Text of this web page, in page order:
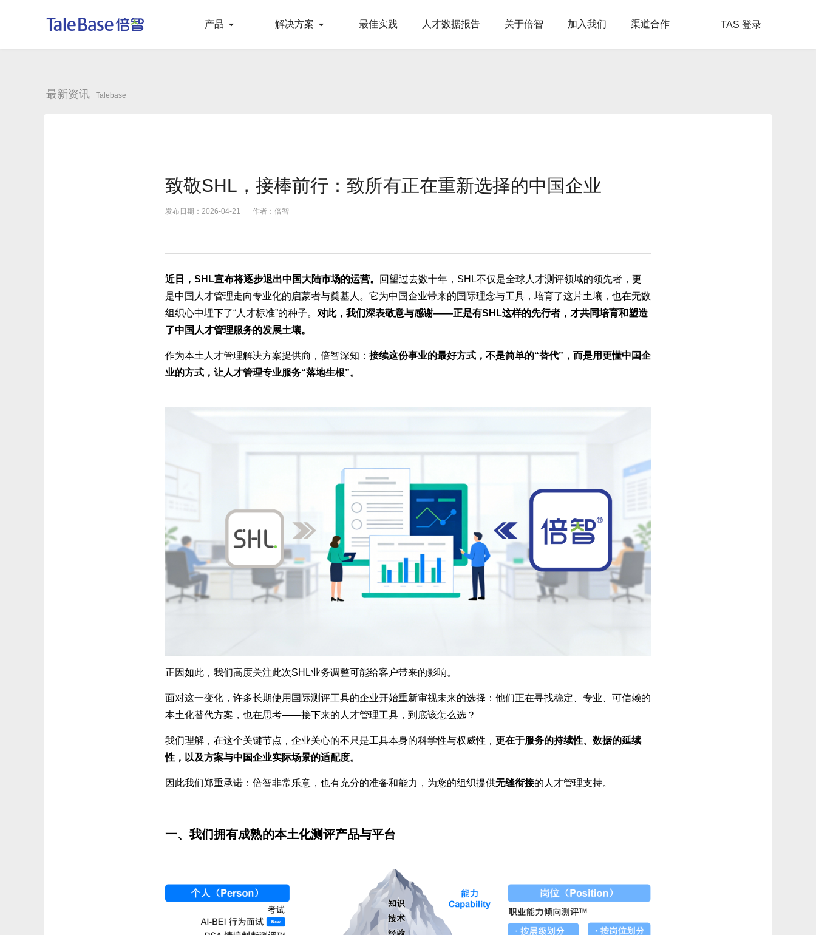
产品 解决方案 最佳实践 人才数据报告 关于倍智 加入我们 渠道合作 TAS 登录
最新资讯 Talebase
致敬SHL，接棒前行：致所有正在重新选择的中国企业
发布日期：2026-04-21 作者：倍智
近日，SHL宣布将逐步退出中国大陆市场的运营。
回望过去数十年，SHL不仅是全球人才测评领域的领先者，更
是中国人才管理走向专业化的启蒙者与奠基人。它为中国企业带来的国际理念与工具，培育了这片土壤，也在无数
组织心中埋下了“人才标准”的种子。 对此，我们深表敬意与感谢——正是有SHL这样的先行者，才共同培育和塑造
了中国人才管理服务的发展土壤。
作为本土人才管理解决方案提供商，倍智深知： 接续这份事业的最好方式，不是简单的“替代”，而是用更懂中国企
业的方式，让人才管理专业服务“落地生根”。
正因如此，我们高度关注此次SHL业务调整可能给客户带来的影响。
面对这一变化，许多长期使用国际测评工具的企业开始重新审视未来的选择：他们正在寻找稳定、专业、可信赖的
本土化替代方案，也在思考——接下来的人才管理工具，到底该怎么选？
我们理解，在这个关键节点，企业关心的不只是工具本身的科学性与权威性， 更在于服务的持续性、数据的延续
性，以及方案与中国企业实际场景的适配度。
因此我们郑重承诺：倍智非常乐意，也有充分的准备和能力，为您的组织提供无缝衔接的人才管理支持。
一、我们拥有成熟的本土化测评产品与平台